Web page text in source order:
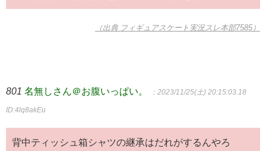
（出典 フィギュアスケート実況スレ本部7585）
801 名無しさん＠お腹いっぱい。 ：2023/11/25(土) 20:15:03.18
ID:4lq8akEu
背中ティッシュ箱シャツの継承はだれがするんやろ